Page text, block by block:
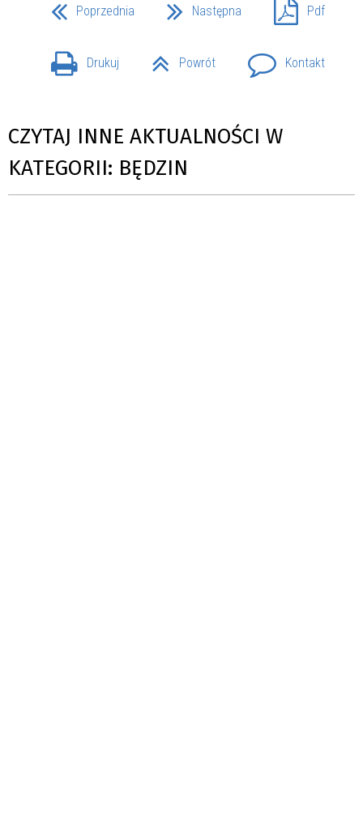
Poprzednia Następna Pdf
Drukuj Powrót Kontakt
CZYTAJ INNE AKTUALNOŚCI W
KATEGORII: BĘDZIN